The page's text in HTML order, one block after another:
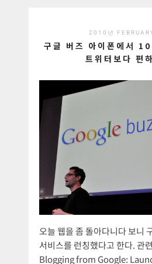
2010년
구글 버즈 아이폰에서
트위터보다 편
오늘 웹을 좀 돌아다니다 보니
서비스를 런칭했다고 한다. 관
Blogging from Google: